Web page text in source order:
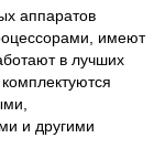
аппаратов
имеют
в лучших
и другими